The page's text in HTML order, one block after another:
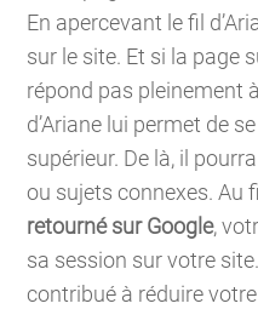
En apercevant le fil
sur le site. Et si la page
répond pas pleinement
d’Ariane lui permet de
supérieur. De là, il
ou sujets connexes. Au
retourné sur Google,
sa session sur votre
contribué à réduire